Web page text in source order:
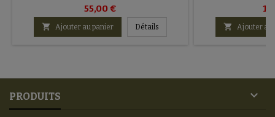
55,00 €
 Ajouter au panier Détails  Ajouter au
PRODUITS 